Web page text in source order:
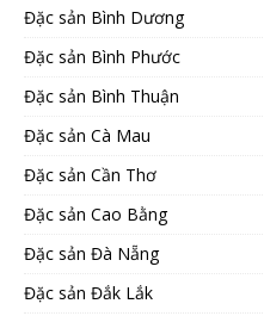
Đặc sản Bình Dương
Đặc sản Bình Phước
Đặc sản Bình Thuận
Đặc sản Cà Mau
Đặc sản Cần Thơ
Đặc sản Cao Bằng
Đặc sản Đà Nẵng
Đặc sản Đắk Lắk